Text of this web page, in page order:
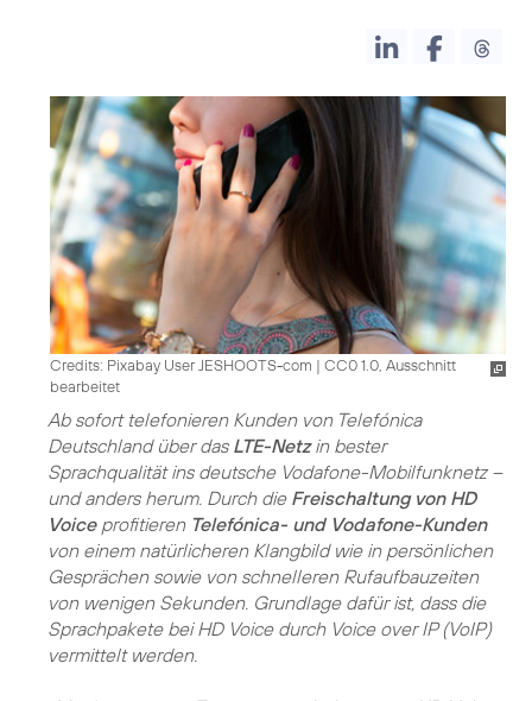
Credits: Pixabay User JESHOOTS-com | CC0 1.0, Ausschnitt
bearbeitet
Ab sofort telefonieren Kunden von Telefónica
Deutschland über das LTE-Netzin bester
Sprachqualität ins deutsche Vodafone-Mobilfunknetz –
und anders herum. Durch die Freischaltung von HD
Voiceprofitieren Telefónica- und Vodafone-Kunden
von einem natürlicheren Klangbild wie in persönlichen
Gesprächen sowie von schnelleren Rufaufbauzeiten
von wenigen Sekunden. Grundlage dafür ist, dass die
Sprachpakete bei HD Voice durch Voice over IP (VoIP)
vermittelt werden.